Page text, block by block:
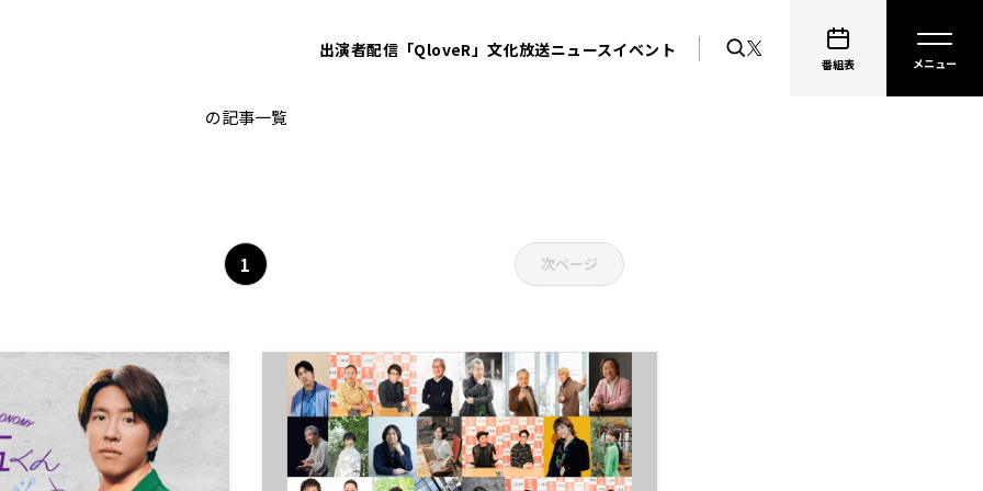
出演者配信「QloveR」文化放送ニュースイベント
番組表
文化放送70周年
の記事一覧
1 次ページ